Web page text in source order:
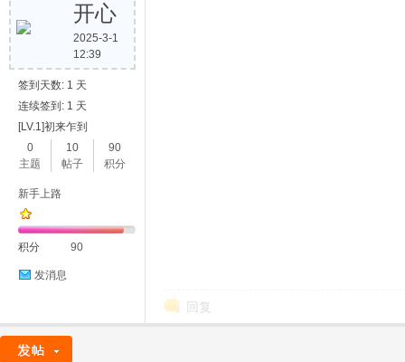
开心
2025-3-1
12:39
签到天数: 1 天
连续签到: 1 天
[LV.1]初来乍到
0
主题
10
帖子
90
积分
新手上路
积分 90
发消息
回复